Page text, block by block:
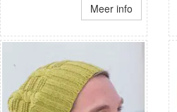
Meer info